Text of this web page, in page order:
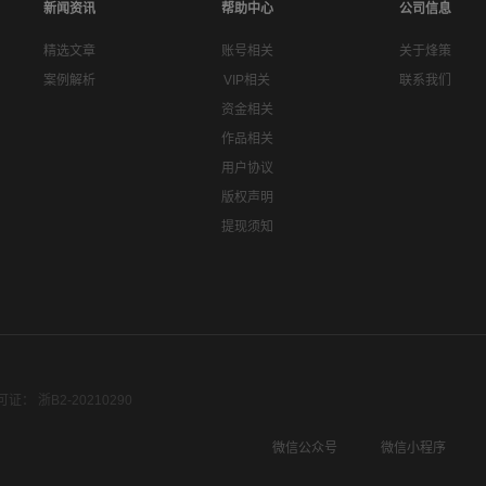
新闻资讯
精选文章
案例解析
帮助中心
账号相关
VIP相关
资金相关
作品相关
用户协议
版权声明
提现须知
公司信息
关于烽策
联系我们
证： 浙B2-20210290
微信公众号
微信小程序